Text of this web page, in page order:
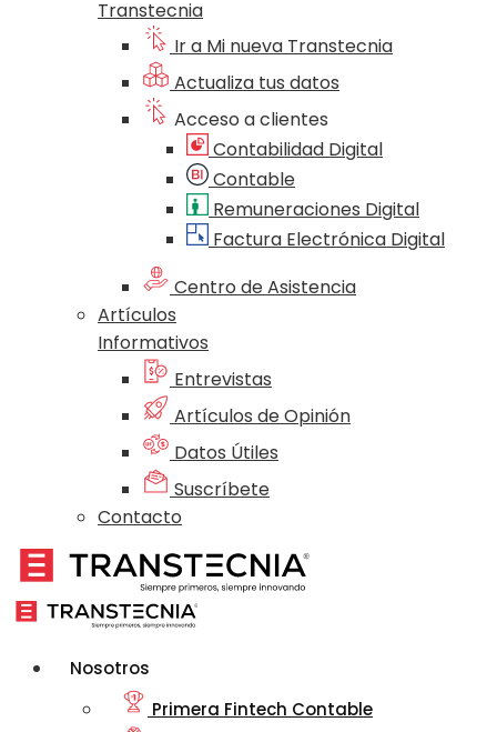
Transtecnia
Ir a Mi nueva Transtecnia
Actualiza tus datos
Acceso a clientes
Contabilidad Digital
Contable
Remuneraciones Digital
Factura Electrónica Digital
Centro de Asistencia
Artículos
Informativos
Entrevistas
Artículos de Opinión
Datos Útiles
Suscríbete
Contacto
Nosotros
Primera Fintech Contable